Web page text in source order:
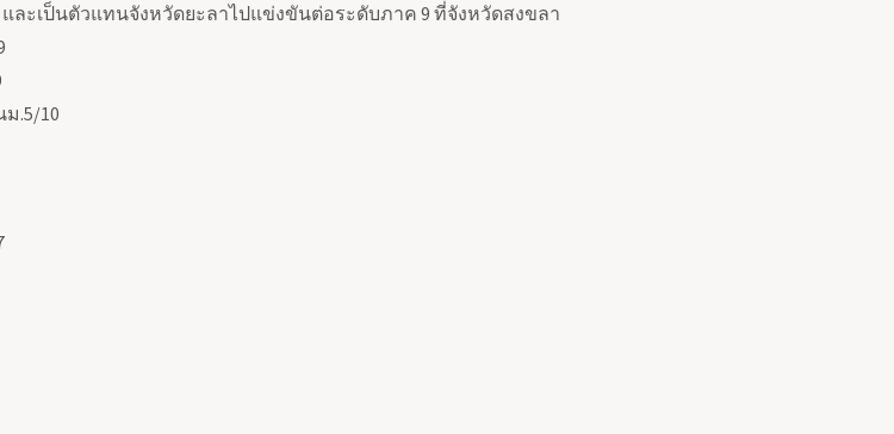
ละเป็นตัวแทนจังหวัดยะลาไปแข่งขันต่อระดับภาค 9 ที่จังหวัดสงขลา
.5/10